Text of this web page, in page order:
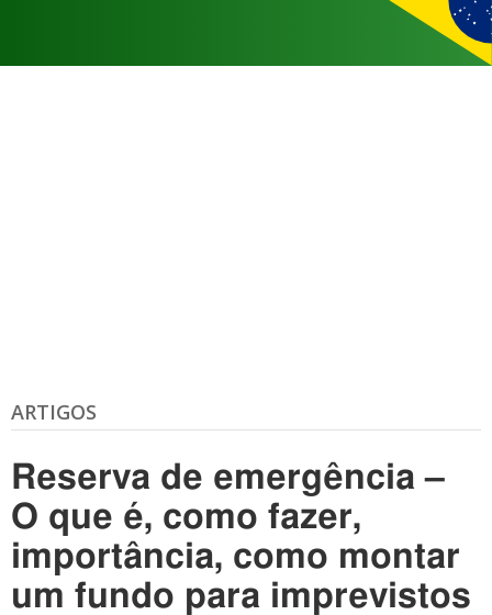
ARTIGOS
Reserva de emergência –
O que é, como fazer,
importância, como montar
um fundo para imprevistos